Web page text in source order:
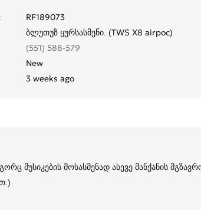
RF189073
ბლუთუზ ყურსასმენი. (TWS X8 airpoc)
(551) 588-579
New
3 weeks ago
მუსიკების მოსასმენად ასევე მანქანის